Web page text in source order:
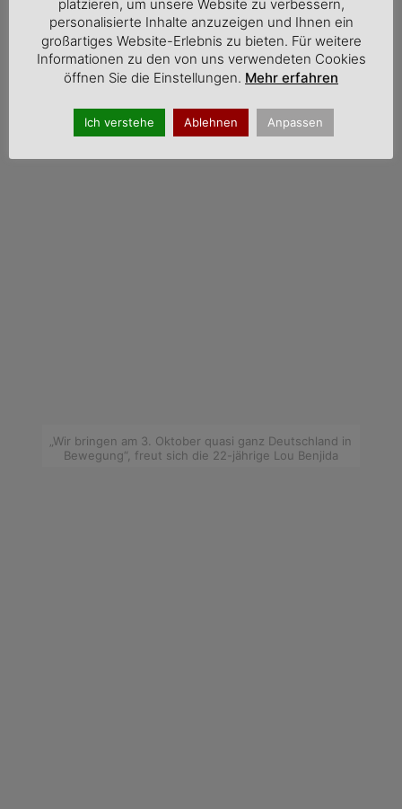
„Wir bringen am 3. Oktober quasi ganz Deutschland in
Bewegung“, freut sich die 22-jährige Lou Benjida
platzieren, um unsere Website zu verbessern,
personalisierte Inhalte anzuzeigen und Ihnen ein
großartiges Website-Erlebnis zu bieten. Für weitere
Informationen zu den von uns verwendeten Cookies
öffnen Sie die Einstellungen. Mehr erfahren
Ich verstehe Ablehnen Anpassen